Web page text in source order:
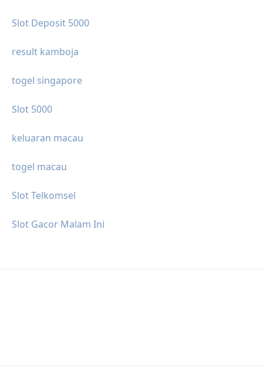
Slot Deposit 5000
result kamboja
togel singapore
Slot 5000
keluaran macau
togel macau
Slot Telkomsel
Slot Gacor Malam Ini